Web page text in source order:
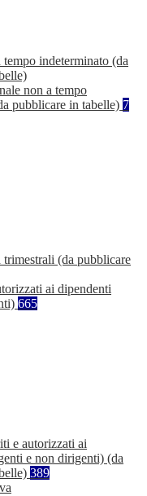
tempo indeterminato (da
non a tempo
pubblicare in tabelle) 7
trimestrali (da pubblicare
ai dipendenti
665
e autorizzati ai
e non dirigenti) (da
389